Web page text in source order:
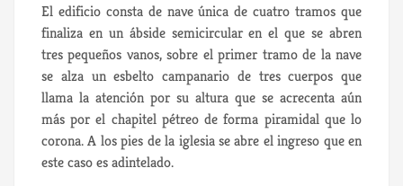
El edificio consta de nave única de cuatro tramos que
finaliza en un ábside semicircular en el que se abren
tres pequeños vanos, sobre el primer tramo de la nave
se alza un esbelto campanario de tres cuerpos que
llama la atención por su altura que se acrecenta aún
más por el chapitel pétreo de forma piramidal que lo
corona. A los pies de la iglesia se abre el ingreso que en
este caso es adintelado.